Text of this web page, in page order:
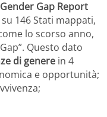
Gender Gap Report
146 Stati mappati,
lo scorso anno,
Questo dato
di genere in 4
e opportunità;